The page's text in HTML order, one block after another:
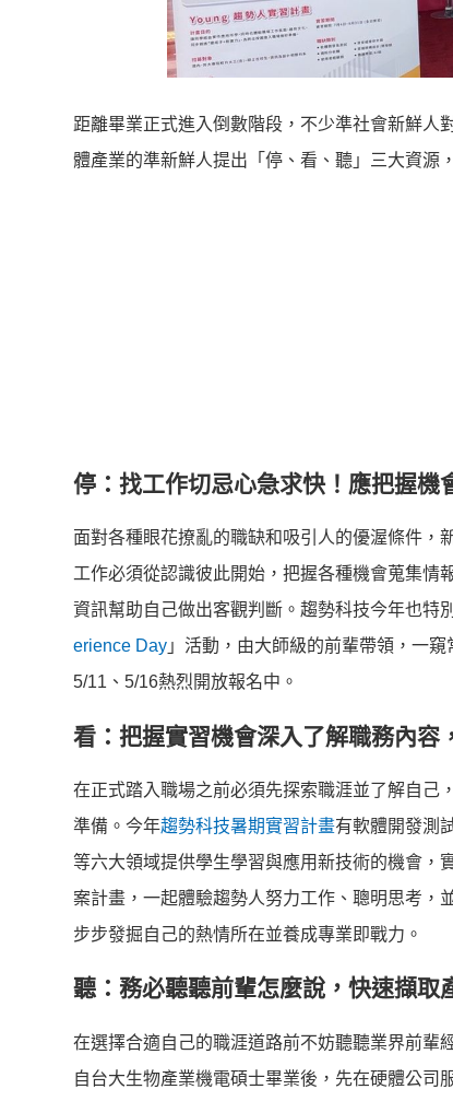
距離畢業正式進入倒數階段， 不少準社會新鮮人
體產業的準新鮮人提出「停、看、聽」三大資源，
停：找工作切忌心急求快！應把握機
面對各種眼花撩亂的職缺和吸引人的優渥條件，
工作必須從認識彼此開始，把握各種機會蒐集情
資訊幫助自己做出客觀判斷。趨勢科技今年也特
erience Day 」活動，由大師級的前輩帶領， 一窺
5/11、5/16熱烈開放報名中。
看：把握實習機會深入了解職務內容
在正式踏入職場之前必須先探索職涯並了解自己，
準備。今年趨勢科技暑期實習計畫有軟體開發測
等六大領域提供學生學習與應用新技術的機會，
案計畫，一起體驗趨勢人努力工作、聰明思考，
步步發掘自己的熱情所在並養成專業即戰力。
聽：務必聽聽前輩怎麼說，快速擷取
在選擇合適自己的職涯道路前不妨聽聽業界前輩
自台大生物產業機電碩士畢業後， 先在硬體公司